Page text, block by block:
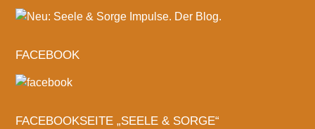
FACEBOOK
FACEBOOKSEITE „SEELE & SORGE“